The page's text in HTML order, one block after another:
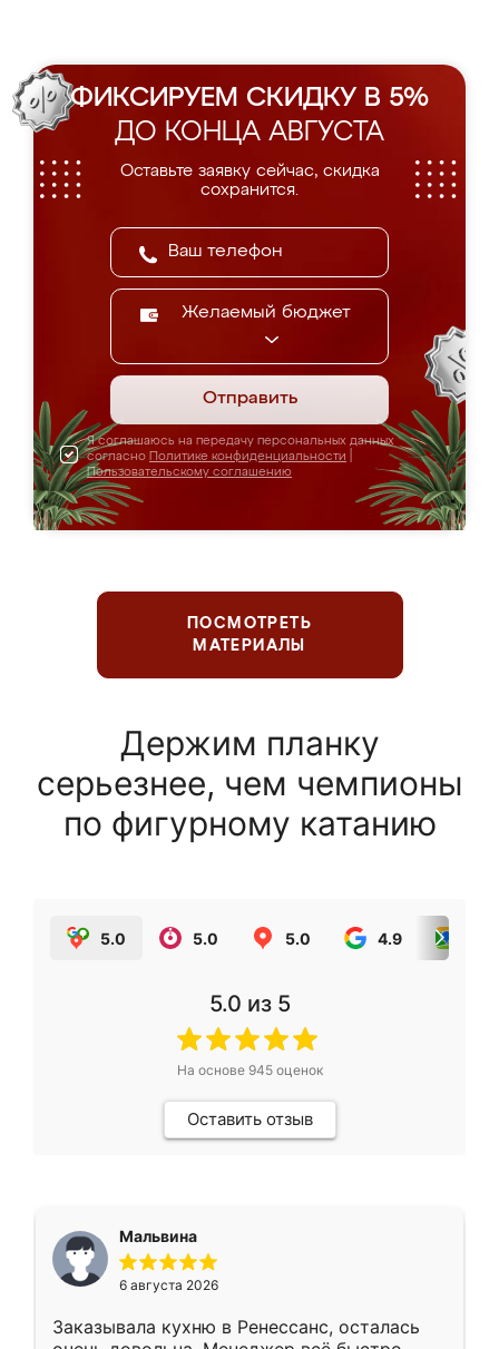
ФИКСИРУЕМ СКИДКУ В 5%
ДО КОНЦА АВГУСТА
Оставьте заявку сейчас, скидка
сохранится.
Желаемый бюджет
Отправить
Я соглашаюсь на передачу персональных данных
согласно Политике конфиденциальности
Пользовательскому соглашению
ПОСМОТРЕТЬ
МАТЕРИАЛЫ
Держим планку
серьезнее, чем чемпионы
по фигурному катанию
5.0 5.0 5.0 4.9
5.0 из 5
На основе 945оценок
Оставить отзыв
Мальвина
6 августа 2026
Заказывала кухню в Ренессанс, осталась